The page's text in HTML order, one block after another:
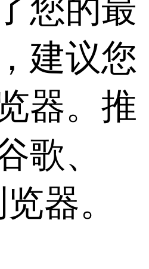
您的最
建议您
器。推
歌、
器。